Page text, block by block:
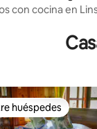
de 5; 27
con cocina en
huéspedes
huéspedes